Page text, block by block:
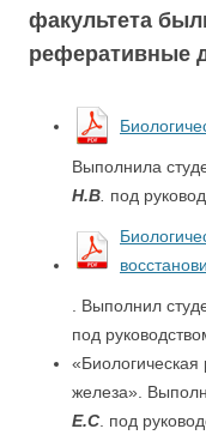
факультета
реферативные
Выполнила
Н.В под
. Выполнил
под
железа».
Е.С . под